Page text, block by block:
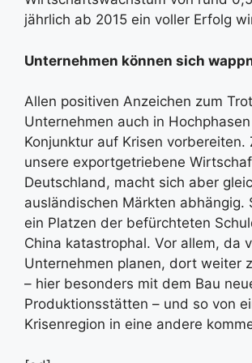
jährlich ab 2015 ein voller Erfolg
Unternehmen können sich
Allen positiven Anzeichen zum
Unternehmen auch in
Konjunktur auf Krisen
unsere exportgetriebene
Deutschland, macht sich aber
ausländischen Märkten abhängig.
ein Platzen der befürchteten
China katastrophal. Vor allem, da
Unternehmen planen, dort weiter
– hier besonders mit dem Bau
Produktionsstätten – und so von
Krisenregion in eine andere